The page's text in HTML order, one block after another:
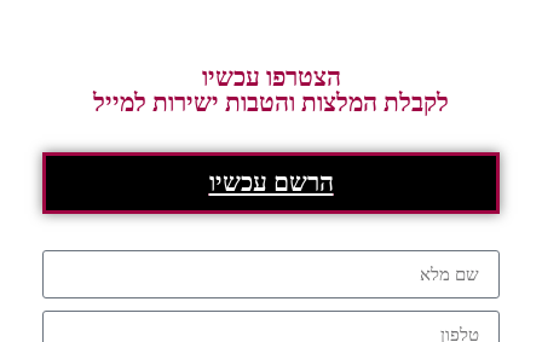
הצטרפו עכשיו
לקבלת המלצות והטבות ישירות למייל
הרשם עכשיו